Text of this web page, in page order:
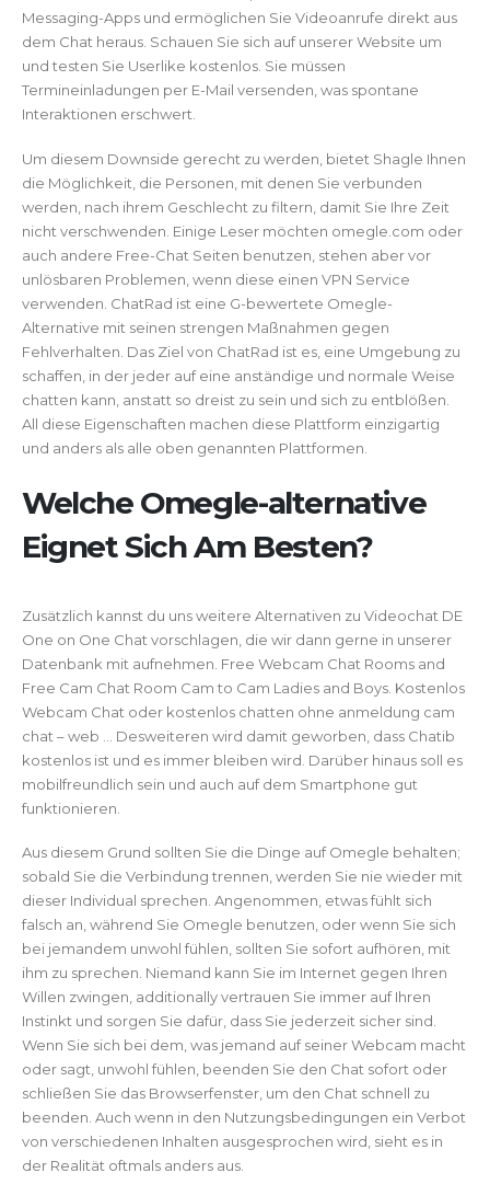
Messaging-Apps und ermöglichen Sie Videoanrufe direkt aus
dem Chat heraus. Schauen Sie sich auf unserer Website um
und testen Sie Userlike kostenlos. Sie müssen
Termineinladungen per E-Mail versenden, was spontane
Interaktionen erschwert.
Um diesem Downside gerecht zu werden, bietet Shagle Ihnen
die Möglichkeit, die Personen, mit denen Sie verbunden
werden, nach ihrem Geschlecht zu filtern, damit Sie Ihre Zeit
nicht verschwenden. Einige Leser möchten omegle.com oder
auch andere Free-Chat Seiten benutzen, stehen aber vor
unlösbaren Problemen, wenn diese einen VPN Service
verwenden. ChatRad ist eine G-bewertete Omegle-
Alternative mit seinen strengen Maßnahmen gegen
Fehlverhalten. Das Ziel von ChatRad ist es, eine Umgebung zu
schaffen, in der jeder auf eine anständige und normale Weise
chatten kann, anstatt so dreist zu sein und sich zu entblößen.
All diese Eigenschaften machen diese Plattform einzigartig
und anders als alle oben genannten Plattformen.
Welche Omegle-alternative
Eignet Sich Am Besten?
Zusätzlich kannst du uns weitere Alternativen zu Videochat DE
One on One Chat vorschlagen, die wir dann gerne in unserer
Datenbank mit aufnehmen. Free Webcam Chat Rooms and
Free Cam Chat Room Cam to Cam Ladies and Boys. Kostenlos
Webcam Chat oder kostenlos chatten ohne anmeldung cam
chat – web … Desweiteren wird damit geworben, dass Chatib
kostenlos ist und es immer bleiben wird. Darüber hinaus soll es
mobilfreundlich sein und auch auf dem Smartphone gut
funktionieren.
Aus diesem Grund sollten Sie die Dinge auf Omegle behalten;
sobald Sie die Verbindung trennen, werden Sie nie wieder mit
dieser Individual sprechen. Angenommen, etwas fühlt sich
falsch an, während Sie Omegle benutzen, oder wenn Sie sich
bei jemandem unwohl fühlen, sollten Sie sofort aufhören, mit
ihm zu sprechen. Niemand kann Sie im Internet gegen Ihren
Willen zwingen, additionally vertrauen Sie immer auf Ihren
Instinkt und sorgen Sie dafür, dass Sie jederzeit sicher sind.
Wenn Sie sich bei dem, was jemand auf seiner Webcam macht
oder sagt, unwohl fühlen, beenden Sie den Chat sofort oder
schließen Sie das Browserfenster, um den Chat schnell zu
beenden. Auch wenn in den Nutzungsbedingungen ein Verbot
von verschiedenen Inhalten ausgesprochen wird, sieht es in
der Realität oftmals anders aus.